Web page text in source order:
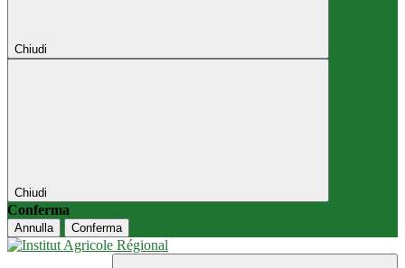
Chiudi
Chiudi
Conferma
Annulla Conferma